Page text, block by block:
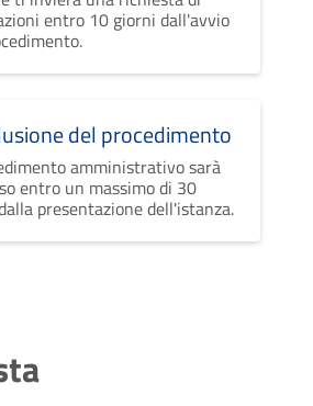
entro 10 giorni dall'avvio
del procedimento
amministrativo sarà
entro un massimo di 30
presentazione dell'istanza.